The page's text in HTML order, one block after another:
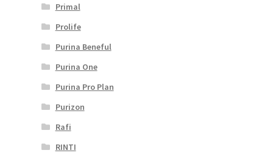
Primal
Prolife
Purina Beneful
Purina One
Purina Pro Plan
Purizon
Rafi
RINTI